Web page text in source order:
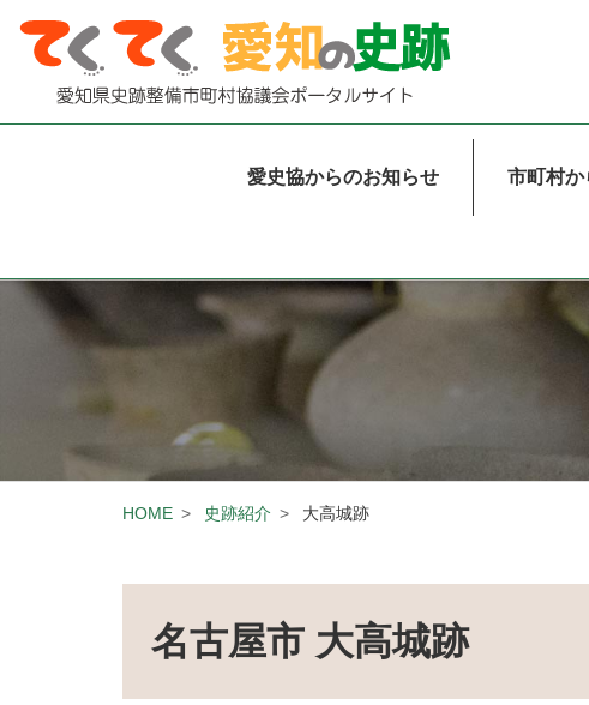
大高城跡
デスクトップ用グローバル
愛史協からのお知らせ 市町村か
パンくずリスト
HOME 史跡紹介 大高城跡
名古屋市 大高城跡